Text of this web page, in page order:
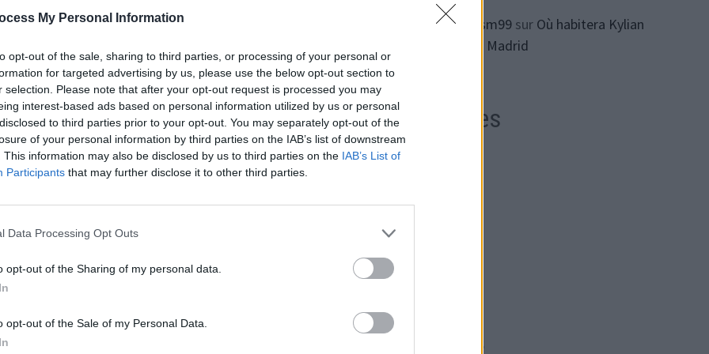
My Personal Information
opt-out of the sale, sharing to third parties, or processing of your personal or
for targeted advertising by us, please use the below opt-out section to
selection. Please note that after your opt-out request is processed you may
interest-based ads based on personal information utilized by us or personal
to third parties prior to your opt-out. You may separately opt-out of the
of your personal information by third parties on the IAB’s list of downstream
This information may also be disclosed by us to third parties on the IAB’s List of
Participants that may further disclose it to other third parties.
Data Processing Opt Outs
opt-out of the Sharing of my personal data.
opt-out of the Sale of my Personal Data.
Trois variétés particulières se démarquent et sont
venir, offrant de nouvelles idées pour décorer appartements et
de la Monstera
végétal changent ». Fini les incontournables figuiers lyre et
plantes comme l’
Alocasia Silver Dragon
l’attention par leurs formes originales et leurs couleurs
chez PlantIn, souligne que cette plante se distingue par
Birkin, quant à lui, séduit par sa simplicité d’entretien et son
un regain d’intérêt pour les plantes qui allient beauté et
ทางเข้า lsm99sur Où habitera Kylian
Mbappe à Madrid
Archives
février 2026